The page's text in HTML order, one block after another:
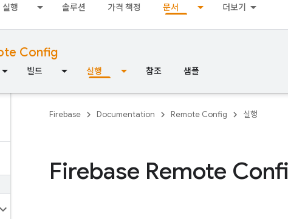
실행 솔루션 가격 책정 문서 더보기
Config
빌드 실행 참조 샘플
Firebase Documentation Remote Config 실행
Firebase Remote